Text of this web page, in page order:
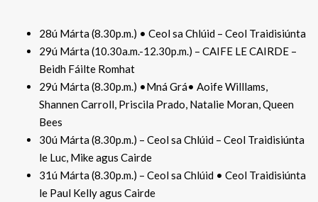
28ú Márta (8.30p.m.) • Ceol sa Chlúid – Ceol Traidisiúnta
29ú Márta (10.30a.m.-12.30p.m.) – CAIFE LE CAIRDE –
Beidh Fáilte Romhat
29ú Márta (8.30p.m.) •Mná Grá• Aoife Willlams,
Shannen Carroll, Priscila Prado, Natalie Moran, Queen
Bees
30ú Márta (8.30p.m.) – Ceol sa Chlúid – Ceol Traidisiúnta
le Luc, Mike agus Cairde
31ú Márta (8.30p.m.) – Ceol sa Chlúid • Ceol Traidisiúnta
le Paul Kelly agus Cairde